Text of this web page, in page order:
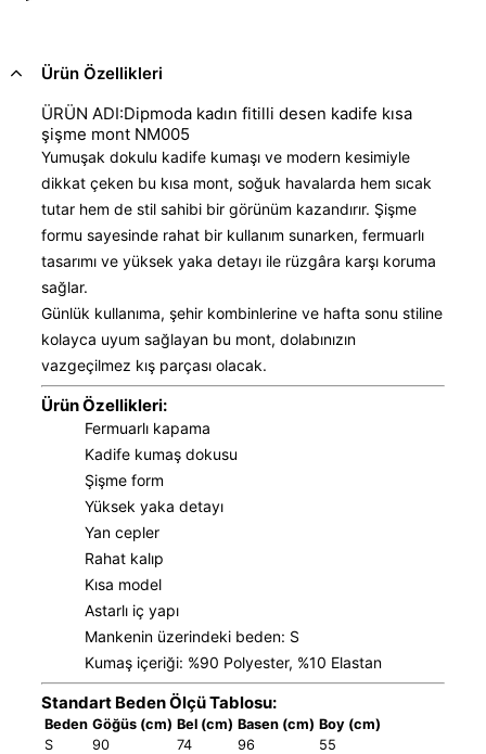
Ürün Özellikleri
ÜRÜN ADI:Dipmoda kadın fitilli desen kadife kısa
şişme mont NM005
Yumuşak dokulu kadife kumaşı ve modern kesimiyle
dikkat çeken bu kısa mont, soğuk havalarda hem sıcak
tutar hem de stil sahibi bir görünüm kazandırır. Şişme
formu sayesinde rahat bir kullanım sunarken, fermuarlı
tasarımı ve yüksek yaka detayı ile rüzgâra karşı koruma
sağlar.
Günlük kullanıma, şehir kombinlerine ve hafta sonu stiline
kolayca uyum sağlayan bu mont, dolabınızın
vazgeçilmez kış parçası olacak.
Ürün Özellikleri:
Fermuarlı kapama
Kadife kumaş dokusu
Şişme form
Yüksek yaka detayı
Yan cepler
Rahat kalıp
Kısa model
Astarlı iç yapı
Mankenin üzerindeki beden: S
Kumaş içeriği: %90 Polyester, %10 Elastan
Standart Beden Ölçü Tablosu:
Beden Göğüs (cm) Bel (cm) Basen (cm) Boy (cm)
S
90 74 96
55